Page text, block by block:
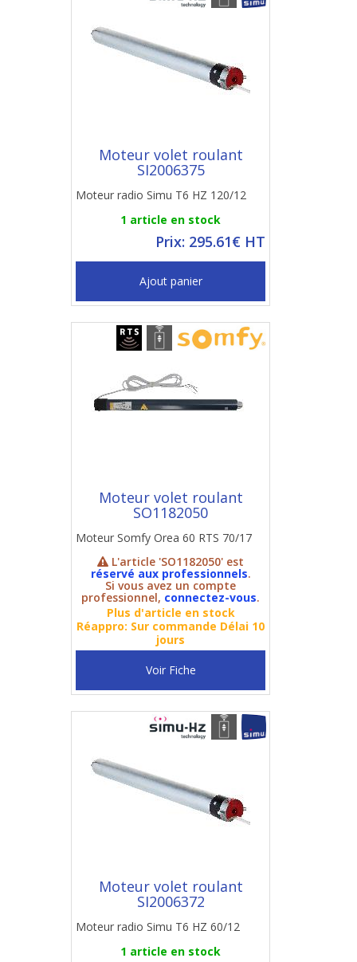
Moteur volet roulant
SI2006375
Moteur radio Simu T6 HZ 120/12
1 article en stock
Prix: 295.61€ HT
Ajout panier
Moteur volet roulant
SO1182050
Moteur Somfy Orea 60 RTS 70/17
L'article 'SO1182050' est
réservé aux professionnels.
Si vous avez un compte
professionnel, connectez-vous.
Plus d'article en stock
Réappro: Sur commande Délai 10
jours
Voir Fiche
Moteur volet roulant
SI2006372
Moteur radio Simu T6 HZ 60/12
1 article en stock